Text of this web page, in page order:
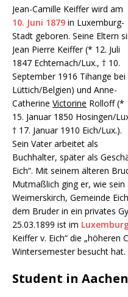
Jean-Camille Keiffer wird am
10. Juni 1879 in Luxemburg-
Stadt geboren. Seine Eltern
Jean Pierre Keiffer (* 12. Juli
1847 Echternach/Lux., † 10.
September 1916 Tihange bei
Lüttich/Belgien) und Anne-
Catherine Victorine Rolloff (*
15. Januar 1850 Hosingen/
† 17. Januar 1910 Eich/Lux.).
Sein Vater arbeitet als
Buchhalter, später als
Eich“. Mit seinem älteren
Mutmaßlich ging er, wie
Weimerskirch, Gemeinde
dem Bruder in ein privates
25.03.1899 ist im
Keiffer v. Eich“ die „höheren
Wintersemester besucht hat.
Student in Aachen